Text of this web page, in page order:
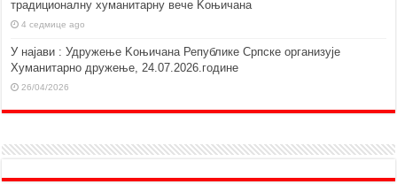
традиционалну хуманитарну вече Kоњичана
4 седмице ago
У најави : Удружење Kоњичана Републике Српске организује
Хуманитарно дружење, 24.07.2026.године
26/04/2026